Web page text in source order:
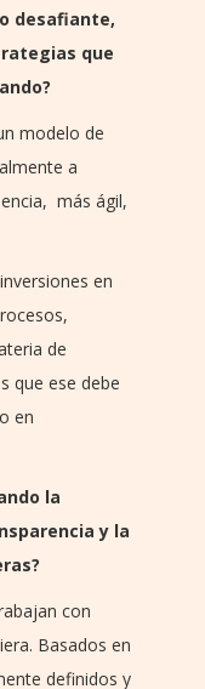
desafiante,
que
modelo de
a
más ágil,
en
de
que ese debe
en
la
y la
con
Basados en
definidos y